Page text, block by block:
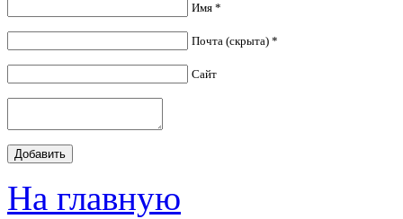
Имя *
Почта (скрыта) *
Сайт
На главную